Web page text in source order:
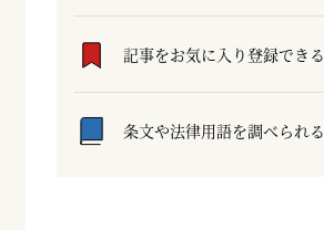
記事をお気に入り登録できる
条文や法律用語を調べられる